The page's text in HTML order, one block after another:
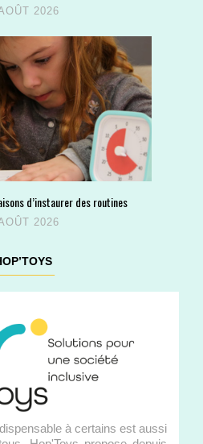
2026
d’instaurer des routines
2026
à certains est aussi